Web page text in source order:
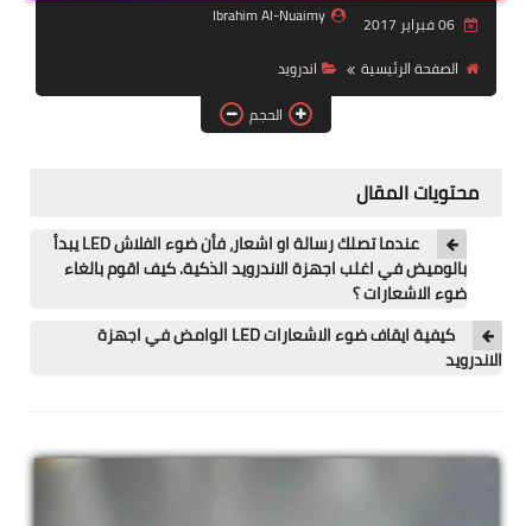
اندرويد
ويندوز
انترنت
الربح من الانترنت
جوجل
بلوجر
06 فبراير 2017
Ibrahim Al-Nuaimy
الصفحة الرئيسية
اندرويد
الحجم
محتويات المقال
عندما تصلك رسالة او اشعار، فأن ضوء الفلاش LED يبدأ
بالوميض في اغلب اجهزة الاندرويد الذكية. كيف اقوم بالغاء
ضوء الاشعارات ؟
كيفية ايقاف ضوء الاشعارات LED الوامض في اجهزة
الاندرويد